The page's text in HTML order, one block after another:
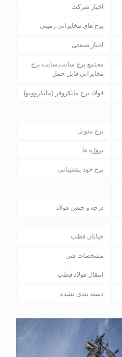
اخبار شرکت
برج های مخابراتی زمینی
اخبار صنعتی
مجتمع برج سایت,سایت برج
مخابراتی قابل حمل
فولاد برج مایکروفر (مایکروویو)
برج منوپل
پروژه ها
برج خود پشتیبانی
درجه و جنس فولاد
خیابان قطب
مشخصات فنی
انتقال فولاد قطب
دسته بندی نشده